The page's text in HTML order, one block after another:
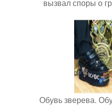
вызвал споры о
Обувь зверева.